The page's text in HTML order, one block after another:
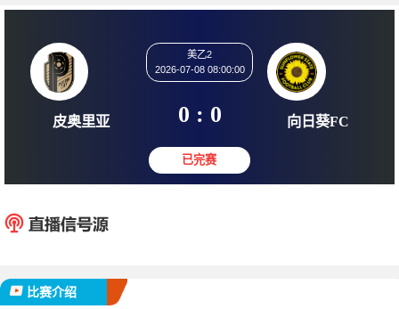
2026-07-08 08:00:00
0 : 0
比赛介绍